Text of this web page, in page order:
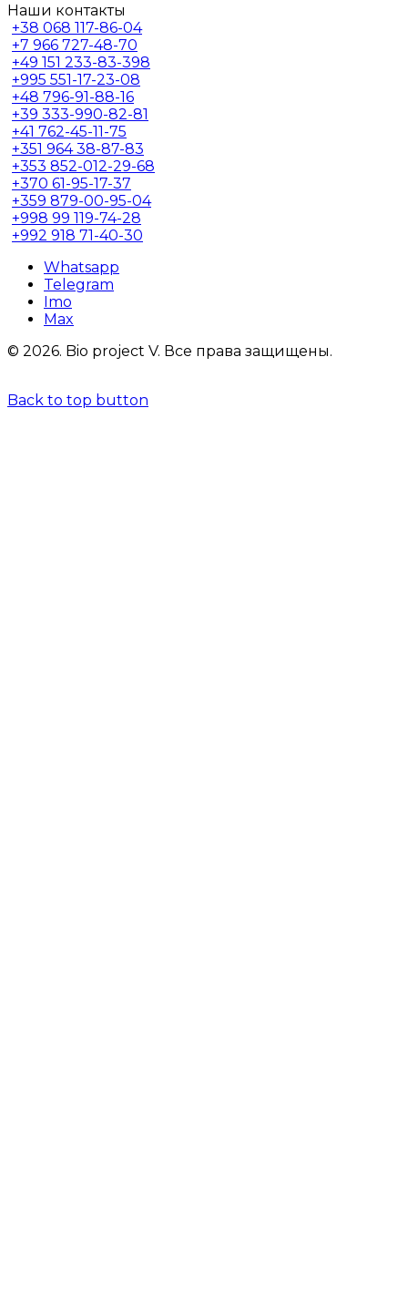
Наши контакты
+38 068 117-86-04
+7 966 727-48-70
+49 151 233-83-398
+995 551-17-23-08
+48 796-91-88-16
+39 333-990-82-81
+41 762-45-11-75
+351 964 38-87-83
+353 852-012-29-68
+370 61-95-17-37
+359 879-00-95-04
+998 99 119-74-28
+992 918 71-40-30
Whatsapp
Telegram
Imo
Max
© 2026. Bio project V. Все права защищены.
Back to top button